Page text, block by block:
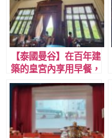
【泰國曼谷】在百年建
築的皇宮內享用早餐，
Café Narasingh ，
BTS 淺綠線N3
Victory Monument
勝利紀念碑站走路15
分鐘。